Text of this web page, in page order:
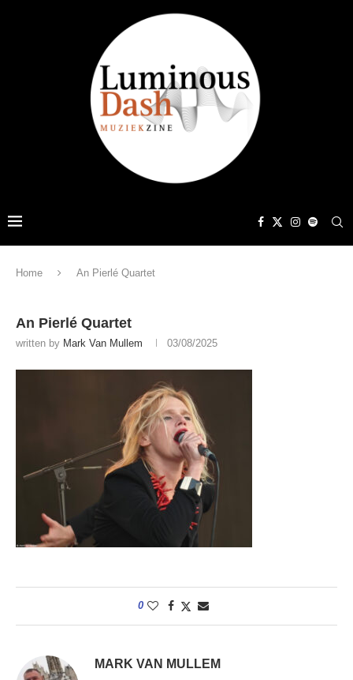
Home An Pierlé Quartet
An Pierlé Quartet
written by Mark Van Mullem 03/08/2025
0
MARK VAN MULLEM